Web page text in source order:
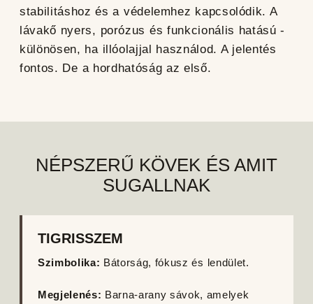
stabilitáshoz és a védelemhez kapcsolódik. A
lávakő nyers, porózus és funkcionális hatású -
különösen, ha illóolajjal használod. A jelentés
fontos. De a hordhatóság az első.
NÉPSZERŰ KÖVEK ÉS AMIT
SUGALLNAK
TIGRISSZEM
Szimbolika: Bátorság, fókusz és lendület.
Megjelenés: Barna-arany sávok, amelyek